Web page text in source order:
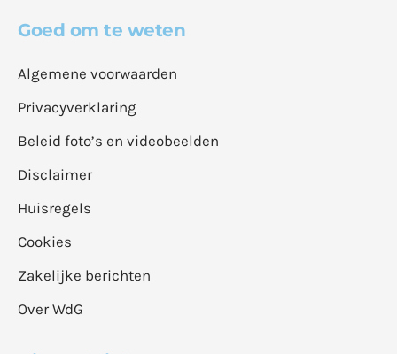
Goed om te weten
Algemene voorwaarden
Privacyverklaring
Beleid foto’s en videobeelden
Disclaimer
Huisregels
Cookies
Zakelijke berichten
Over WdG